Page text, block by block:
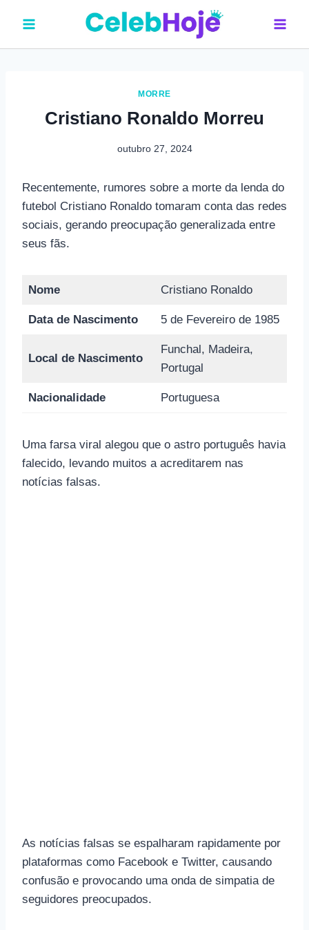
o
MORRE
Cristiano Ronaldo Morreu
outubro 27, 2024
Recentemente, rumores sobre a morte da lenda do
futebol Cristiano Ronaldo tomaram conta das redes
sociais, gerando preocupação generalizada entre
seus fãs.
Nome Cristiano Ronaldo
Data de Nascimento 5 de Fevereiro de 1985
Local de Nascimento
Funchal, Madeira,
Portugal
Nacionalidade Portuguesa
Uma farsa viral alegou que o astro português havia
falecido, levando muitos a acreditarem nas
notícias falsas.
As notícias falsas se espalharam rapidamente por
plataformas como Facebook e Twitter, causando
confusão e provocando uma onda de simpatia de
seguidores preocupados.